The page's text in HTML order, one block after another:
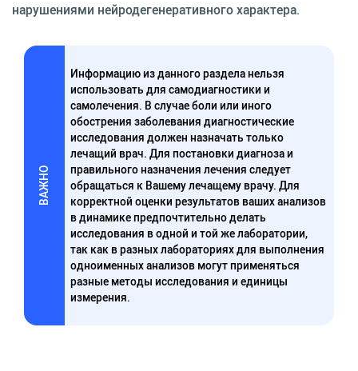
нарушениями нейродегенеративного характера.
ВАЖНО
Информацию из данного раздела нельзя
использовать для самодиагностики и
самолечения. В случае боли или иного
обострения заболевания диагностические
исследования должен назначать только
лечащий врач. Для постановки диагноза и
правильного назначения лечения следует
обращаться к Вашему лечащему врачу. Для
корректной оценки результатов ваших анализов
в динамике предпочтительно делать
исследования в одной и той же лаборатории,
так как в разных лабораториях для выполнения
одноименных анализов могут применяться
разные методы исследования и единицы
измерения.